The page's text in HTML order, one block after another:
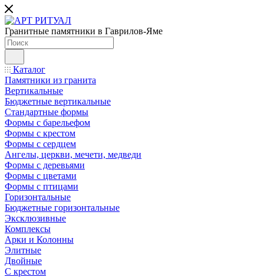
Гранитные памятники в Гаврилов-Яме
Каталог
Памятники из гранита
Вертикальные
Бюджетные вертикальные
Стандартные формы
Формы с барельефом
Формы с крестом
Формы с сердцем
Ангелы, церкви, мечети, медведи
Формы с деревьями
Формы с цветами
Формы с птицами
Горизонтальные
Бюджетные горизонтальные
Эксклюзивные
Комплексы
Арки и Колонны
Элитные
Двойные
С крестом